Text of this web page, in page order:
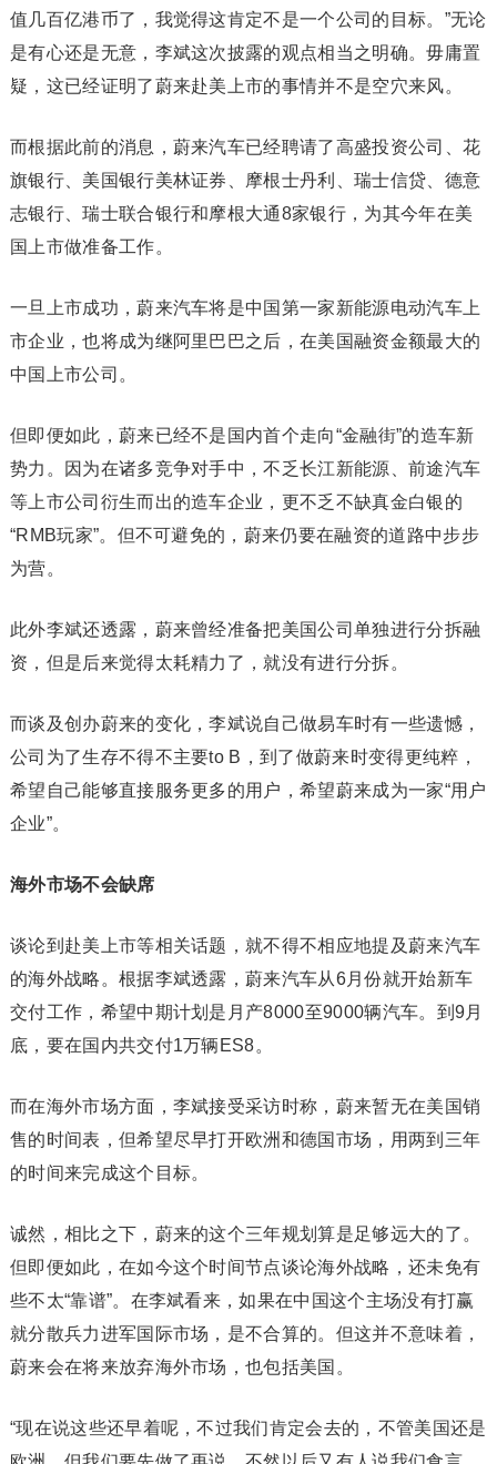
值几百亿港币了，我觉得这肯定不是一个公司的目标。”无论
是有心还是无意，李斌这次披露的观点相当之明确。毋庸置
疑，这已经证明了蔚来赴美上市的事情并不是空穴来风。
而根据此前的消息，蔚来汽车已经聘请了高盛投资公司、花
旗银行、美国银行美林证券、摩根士丹利、瑞士信贷、德意
志银行、瑞士联合银行和摩根大通8家银行，为其今年在美
国上市做准备工作。
一旦上市成功，蔚来汽车将是中国第一家新能源电动汽车上
市企业，也将成为继阿里巴巴之后，在美国融资金额最大的
中国上市公司。
但即便如此，蔚来已经不是国内首个走向“金融街”的造车新
势力。因为在诸多竞争对手中，不乏长江新能源、前途汽车
等上市公司衍生而出的造车企业，更不乏不缺真金白银的
“RMB玩家”。但不可避免的，蔚来仍要在融资的道路中步步
为营。
此外李斌还透露，蔚来曾经准备把美国公司单独进行分拆融
资，但是后来觉得太耗精力了，就没有进行分拆。
而谈及创办蔚来的变化，李斌说自己做易车时有一些遗憾，
公司为了生存不得不主要to B，到了做蔚来时变得更纯粹，
希望自己能够直接服务更多的用户，希望蔚来成为一家“用户
企业”。
海外市场不会缺席
谈论到赴美上市等相关话题，就不得不相应地提及蔚来汽车
的海外战略。根据李斌透露，蔚来汽车从6月份就开始新车
交付工作，希望中期计划是月产8000至9000辆汽车。到9月
底，要在国内共交付1万辆ES8。
而在海外市场方面，李斌接受采访时称，蔚来暂无在美国销
售的时间表，但希望尽早打开欧洲和德国市场，用两到三年
的时间来完成这个目标。
诚然，相比之下，蔚来的这个三年规划算是足够远大的了。
但即便如此，在如今这个时间节点谈论海外战略，还未免有
些不太“靠谱”。在李斌看来，如果在中国这个主场没有打赢
就分散兵力进军国际市场，是不合算的。但这并不意味着，
蔚来会在将来放弃海外市场，也包括美国。
“现在说这些还早着呢，不过我们肯定会去的，不管美国还是